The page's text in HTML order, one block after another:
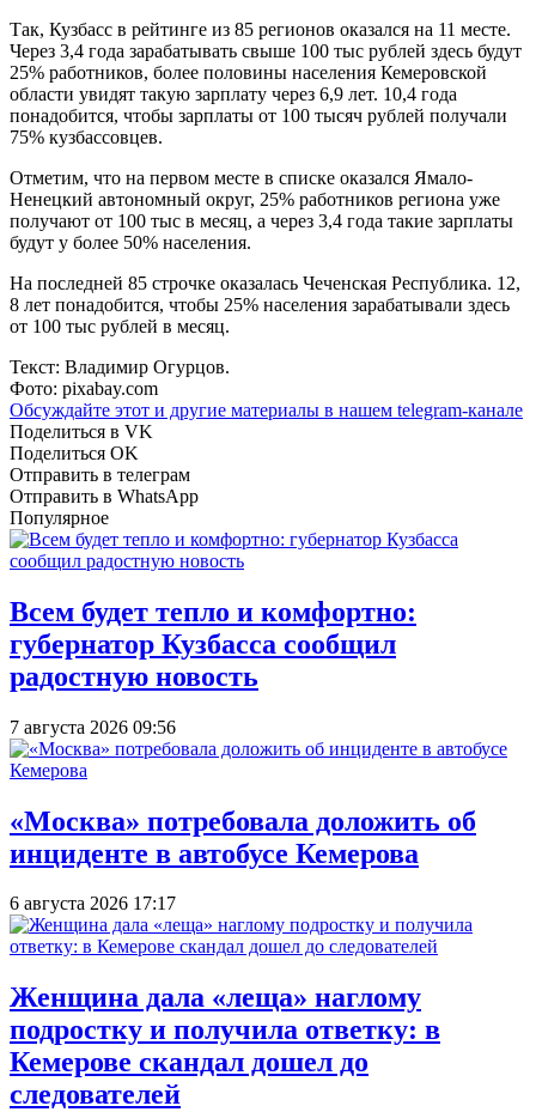
Так, Кузбасс в рейтинге из 85 регионов оказался на 11 месте.
Через 3,4 года зарабатывать свыше 100 тыс рублей здесь будут
25% работников, более половины населения Кемеровской
области увидят такую зарплату через 6,9 лет. 10,4 года
понадобится, чтобы зарплаты от 100 тысяч рублей получали
75% кузбассовцев.
Отметим, что на первом месте в списке оказался Ямало-
Ненецкий автономный округ, 25% работников региона уже
получают от 100 тыс в месяц, а через 3,4 года такие зарплаты
будут у более 50% населения.
На последней 85 строчке оказалась Чеченская Республика. 12,
8 лет понадобится, чтобы 25% населения зарабатывали здесь
от 100 тыс рублей в месяц.
Текст: Владимир Огурцов.
Фото: pixabay.com
Обсуждайте этот и другие материалы в нашем telegram-канале
Поделиться в VK
Поделиться OK
Отправить в телеграм
Отправить в WhatsApp
Популярное
Всем будет тепло и комфортно:
губернатор Кузбасса сообщил
радостную новость
7 августа 2026 09:56
«Москва» потребовала доложить об
инциденте в автобусе Кемерова
6 августа 2026 17:17
Женщина дала «леща» наглому
подростку и получила ответку: в
Кемерове скандал дошел до
следователей